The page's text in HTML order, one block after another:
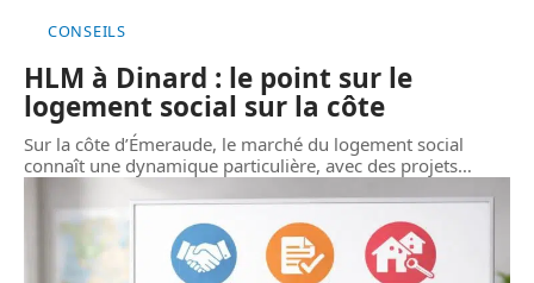
CONSEILS
HLM à Dinard : le point sur le
logement social sur la côte
Sur la côte d’Émeraude, le marché du logement social
connaît une dynamique particulière, avec des projets…